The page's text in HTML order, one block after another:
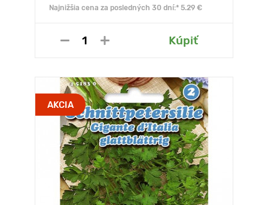
Najnižšia cena za posledných 30 dní:* 5.29 €
Kúpiť
AKCIA